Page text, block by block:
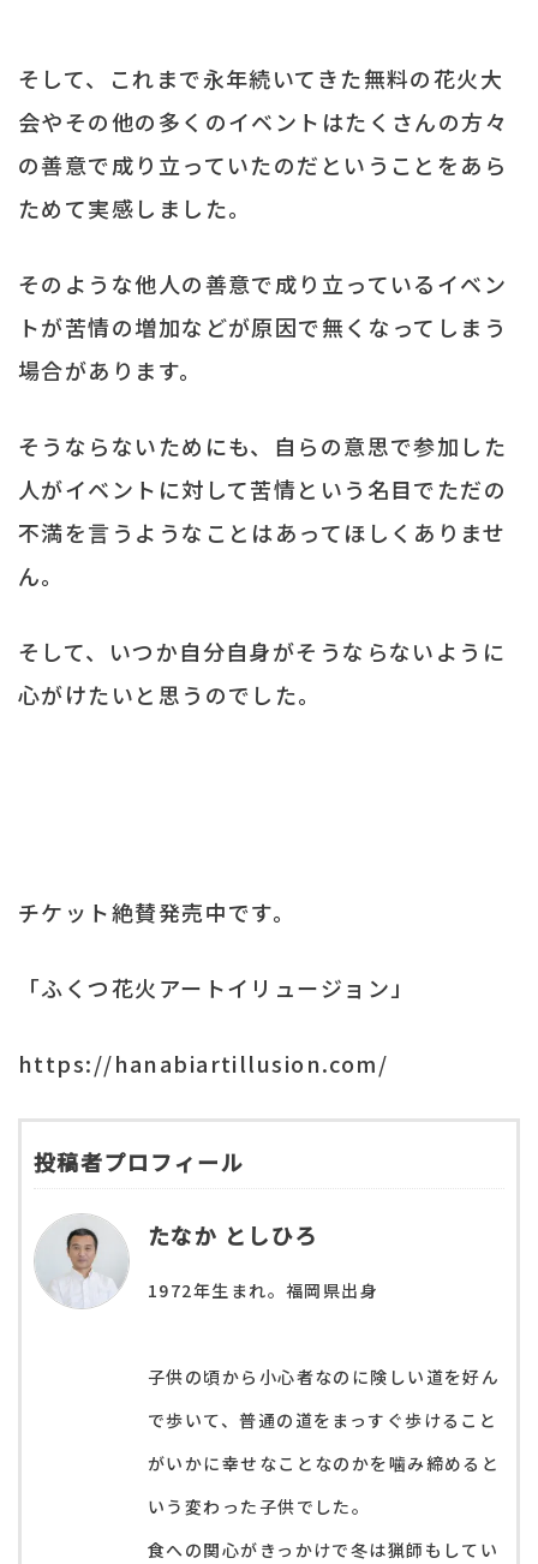
そして、これまで永年続いてきた無料の花火大
会やその他の多くのイベントはたくさんの方々
の善意で成り立っていたのだということをあら
ためて実感しました。
そのような他人の善意で成り立っているイベン
トが苦情の増加などが原因で無くなってしまう
場合があります。
そうならないためにも、自らの意思で参加した
人がイベントに対して苦情という名目でただの
不満を言うようなことはあってほしくありませ
ん。
そして、いつか自分自身がそうならないように
心がけたいと思うのでした。
チケット絶賛発売中です。
「ふくつ花火アートイリュージョン」
https://hanabiartillusion.com/
投稿者プロフィール
たなか としひろ
1972年生まれ。福岡県出身
子供の頃から小心者なのに険しい道を好ん
で歩いて、普通の道をまっすぐ歩けること
がいかに幸せなことなのかを噛み締めると
いう変わった子供でした。
食への関心がきっかけで冬は猟師もしてい